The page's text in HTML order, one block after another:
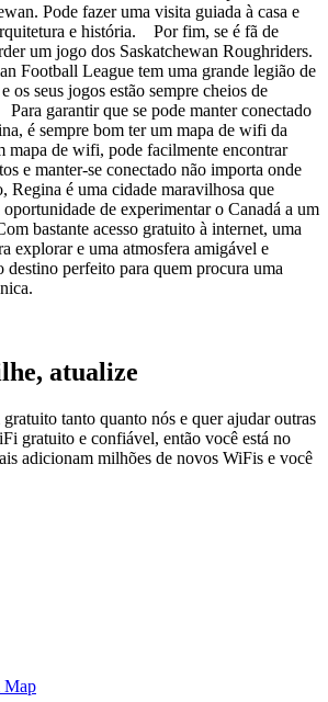
Pode fazer uma visita guiada à casa e
e história. Por fim, se é fã de
um jogo dos Saskatchewan Roughriders.
Football League tem uma grande legião de
os seus jogos estão sempre cheios de
garantir que se pode manter conectado
é sempre bom ter um mapa de wifi da
mapa de wifi, pode facilmente encontrar
e manter-se conectado não importa onde
é uma cidade maravilhosa que
oportunidade de experimentar o Canadá a um
bastante acesso gratuito à internet, uma
explorar e uma atmosfera amigável e
destino perfeito para quem procura uma
atualize
tanto quanto nós e quer ajudar outras
gratuito e confiável, então você está no
adicionam milhões de novos WiFis e você
Map